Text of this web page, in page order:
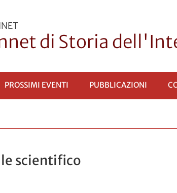
di Storia
PROSSIMI EVENTI PUBBLICAZIONI
scientifico